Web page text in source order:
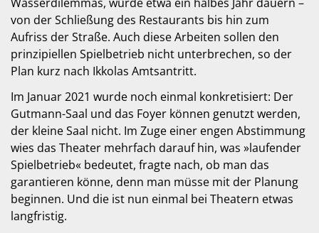
von der Schließung des Restaurants bis hin zum
Aufriss der Straße. Auch diese Arbeiten sollen den
prinzipiellen Spielbetrieb nicht unterbrechen, so der
Plan kurz nach Ikkolas Amtsantritt.
Im Januar 2021 wurde noch einmal konkretisiert: Der
Gutmann-Saal und das Foyer können genutzt werden,
der kleine Saal nicht. Im Zuge einer engen Abstimmung
wies das Theater mehrfach darauf hin, was »laufender
Spielbetrieb« bedeutet, fragte nach, ob man das
garantieren könne, denn man müsse mit der Planung
beginnen. Und die ist nun einmal bei Theatern etwas
langfristig.